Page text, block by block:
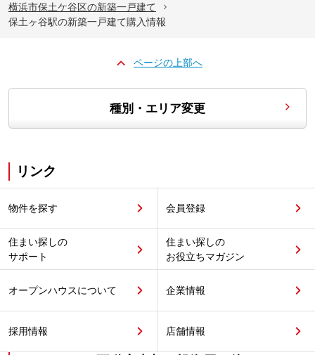
横浜市保土ケ谷区の新築一戸建て
保土ヶ谷駅の新築一戸建て購入情報
ページの上部へ
種別・エリア変更
リンク
物件を探す 会員登録
住まい探しの
サポート
住まい探しの
お役立ちマガジン
オープンハウスについて 企業情報
採用情報 店舗情報